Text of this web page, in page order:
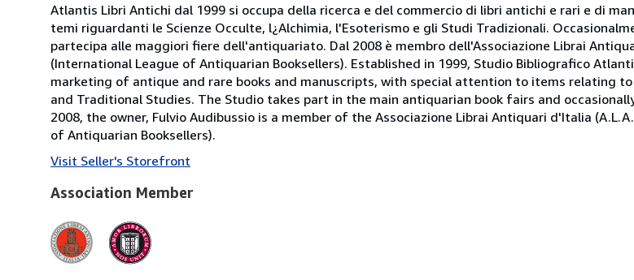
Atlantis Libri Antichi dal 1999 si occupa della ricerca e del commercio di libri antichi e rari e di
temi riguardanti le Scienze Occulte, l¿Alchimia, l'Esoterismo e gli Studi Tradizionali.
partecipa alle maggiori fiere dell'antiquariato. Dal 2008 è membro dell'Associazione Librai
(International League of Antiquarian Booksellers). Established in 1999, Studio Bibliografico
marketing of antique and rare books and manuscripts, with special attention to items relating to
and Traditional Studies. The Studio takes part in the main antiquarian book fairs and
2008, the owner, Fulvio Audibussio is a member of the Associazione Librai Antiquari d'Italia
of Antiquarian Booksellers).
Visit Seller's Storefront
Association Member